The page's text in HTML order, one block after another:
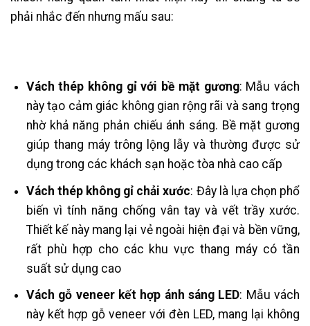
phải nhắc đến nhưng mấu sau:
Vách thép không gỉ với bề mặt gương: Mẫu vách
này tạo cảm giác không gian rộng rãi và sang trọng
nhờ khả năng phản chiếu ánh sáng. Bề mặt gương
giúp thang máy trông lộng lẫy và thường được sử
dụng trong các khách sạn hoặc tòa nhà cao cấp​
Vách thép không gỉ chải xước: Đây là lựa chọn phổ
biến vì tính năng chống vân tay và vết trầy xước.
Thiết kế này mang lại vẻ ngoài hiện đại và bền vững,
rất phù hợp cho các khu vực thang máy có tần
suất sử dụng cao
Vách gỗ veneer kết hợp ánh sáng LED: Mẫu vách
này kết hợp gỗ veneer với đèn LED, mang lại không